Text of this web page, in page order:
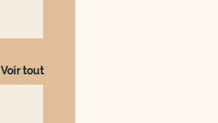
Voir tout